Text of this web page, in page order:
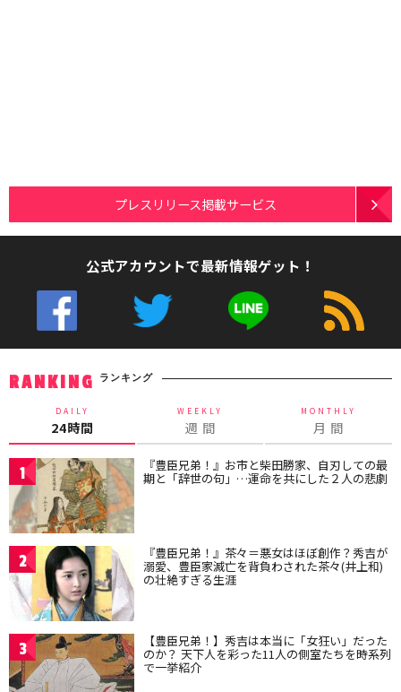
プレスリリース掲載サービス
公式アカウントで最新情報ゲット！
RANKING ランキング
DAILY
24時間
WEEKLY
週 間
MONTHLY
月 間
1 『豊臣兄弟！』お市と柴田勝家、自刃しての最
期と「辞世の句」…運命を共にした２人の悲劇
2 『豊臣兄弟！』茶々＝悪女はほぼ創作？秀吉が
溺愛、豊臣家滅亡を背負わされた茶々(井上和)
の壮絶すぎる生涯
3 【豊臣兄弟！】秀吉は本当に「女狂い」だった
のか？ 天下人を彩った11人の側室たちを時系列
で一挙紹介